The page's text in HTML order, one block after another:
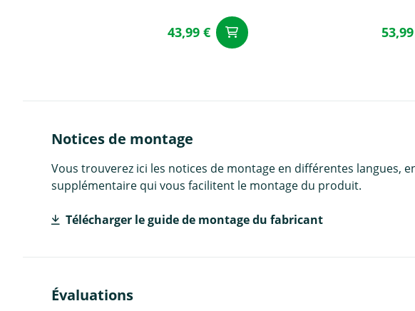
43,99 €
Notices de montage
Vous trouverez ici les notices de montage en différentes langues,
supplémentaire qui vous facilitent le montage du produit.
Télécharger le guide de montage du fabricant
Évaluations